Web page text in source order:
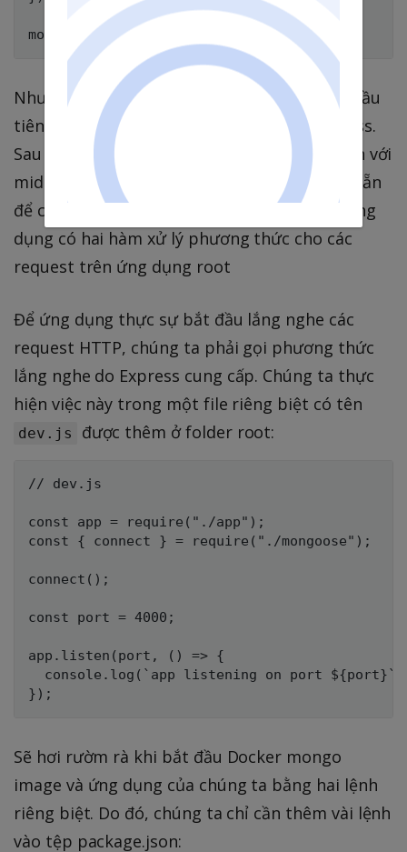
Như tôi đã nói, ứng dụng này rất đơn giản. Đầu
tiên, chúng ta khởi tạo một ứng dụng Express.
Sau đó, yêu cầu nó phân tích các request đến với
middleware được mã hóa url được tích hợp sẵn
để có thể làm việc với dữ liệu form đã gửi. Ứng
dụng có hai hàm xử lý phương thức cho các
request trên ứng dụng root
Để ứng dụng thực sự bắt đầu lắng nghe các
request HTTP, chúng ta phải gọi phương thức
lắng nghe do Express cung cấp. Chúng ta thực
hiện việc này trong một file riêng biệt có tên
dev.js được thêm ở folder root:
// dev.js
const app = require("./app");
const { connect } = require("./mongoose");
connect();
const port = 4000;
app.listen(port, () => {
console.log(`app listening on port
Sẽ hơi rườm rà khi bắt đầu Docker mongo
image và ứng dụng của chúng ta bằng hai lệnh
riêng biệt. Do đó, chúng ta chỉ cần thêm vài lệnh
vào tệp package.json: